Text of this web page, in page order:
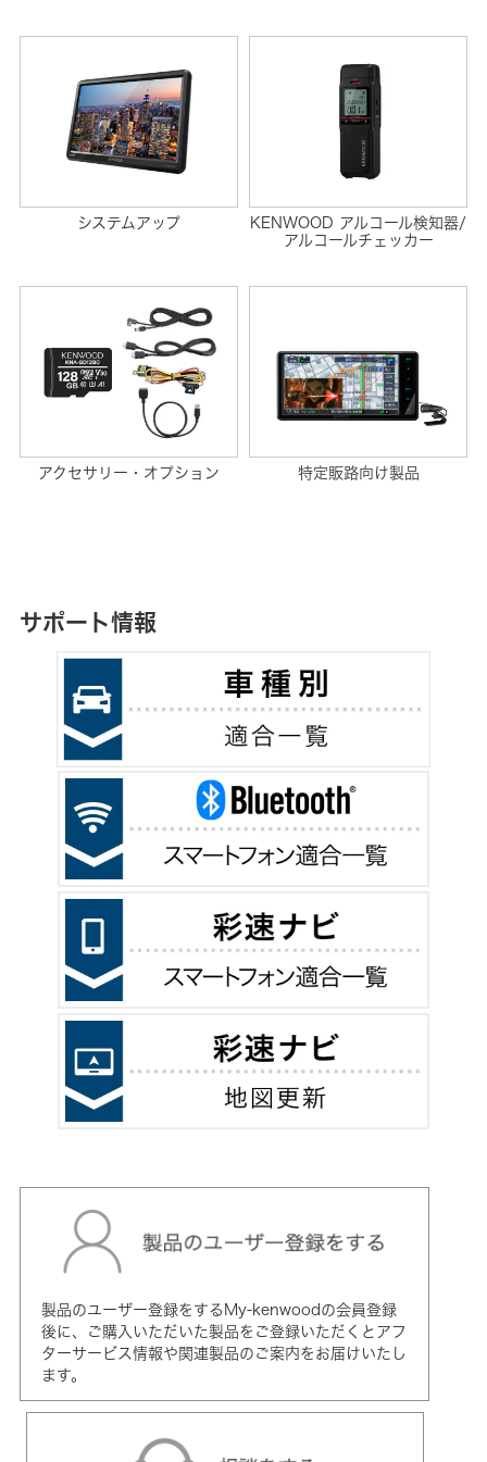
システムアップ
KENWOOD アルコール検知器/
アルコールチェッカー
アクセサリー・オプション 特定販路向け製品
サポート情報
製品のユーザー登録をするMy-kenwoodの会員登録
後に、ご購入いただいた製品をご登録いただくとアフ
ターサービス情報や関連製品のご案内をお届けいたし
ます。